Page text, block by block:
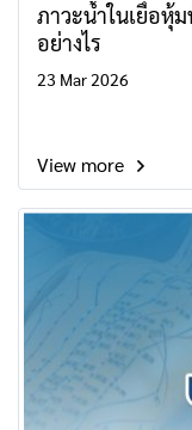
ภาวะน้ำในเยื่อหุ้
อย่างไร
23 Mar 2026
View more